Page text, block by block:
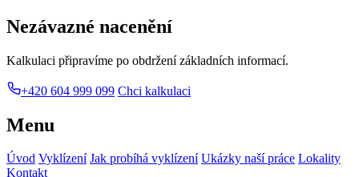
Nezávazné nacenění
Kalkulaci připravíme po obdržení základních informací.
+420 604 999 099 Chci kalkulaci
Menu
Úvod Vyklízení Jak probíhá vyklízení Ukázky naší práce Lokality
Kontakt